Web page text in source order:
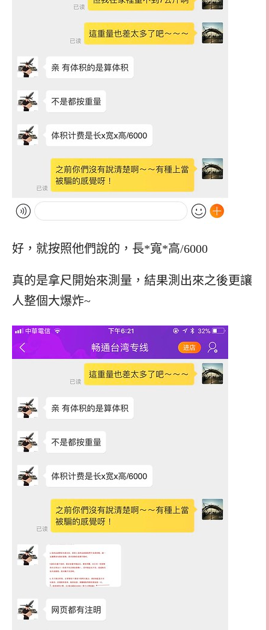
好，就按照他們說的，長*寬*高/6000
真的是拿尺開始來測量，結果測出來之後更讓
人整個大爆炸~